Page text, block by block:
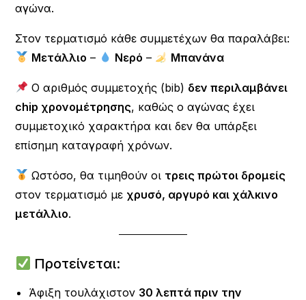
αγώνα.
Στον τερματισμό κάθε συμμετέχων θα παραλάβει:
Μετάλλιο – Νερό – Μπανάνα
Ο αριθμός συμμετοχής (bib) δεν περιλαμβάνει
chip χρονομέτρησης, καθώς ο αγώνας έχει
συμμετοχικό χαρακτήρα και δεν θα υπάρξει
επίσημη καταγραφή χρόνων.
Ωστόσο, θα τιμηθούν οι τρεις πρώτοι δρομείς
στον τερματισμό με χρυσό, αργυρό και χάλκινο
μετάλλιο.
Προτείνεται:
Άφιξη τουλάχιστον 30 λεπτά πριν την